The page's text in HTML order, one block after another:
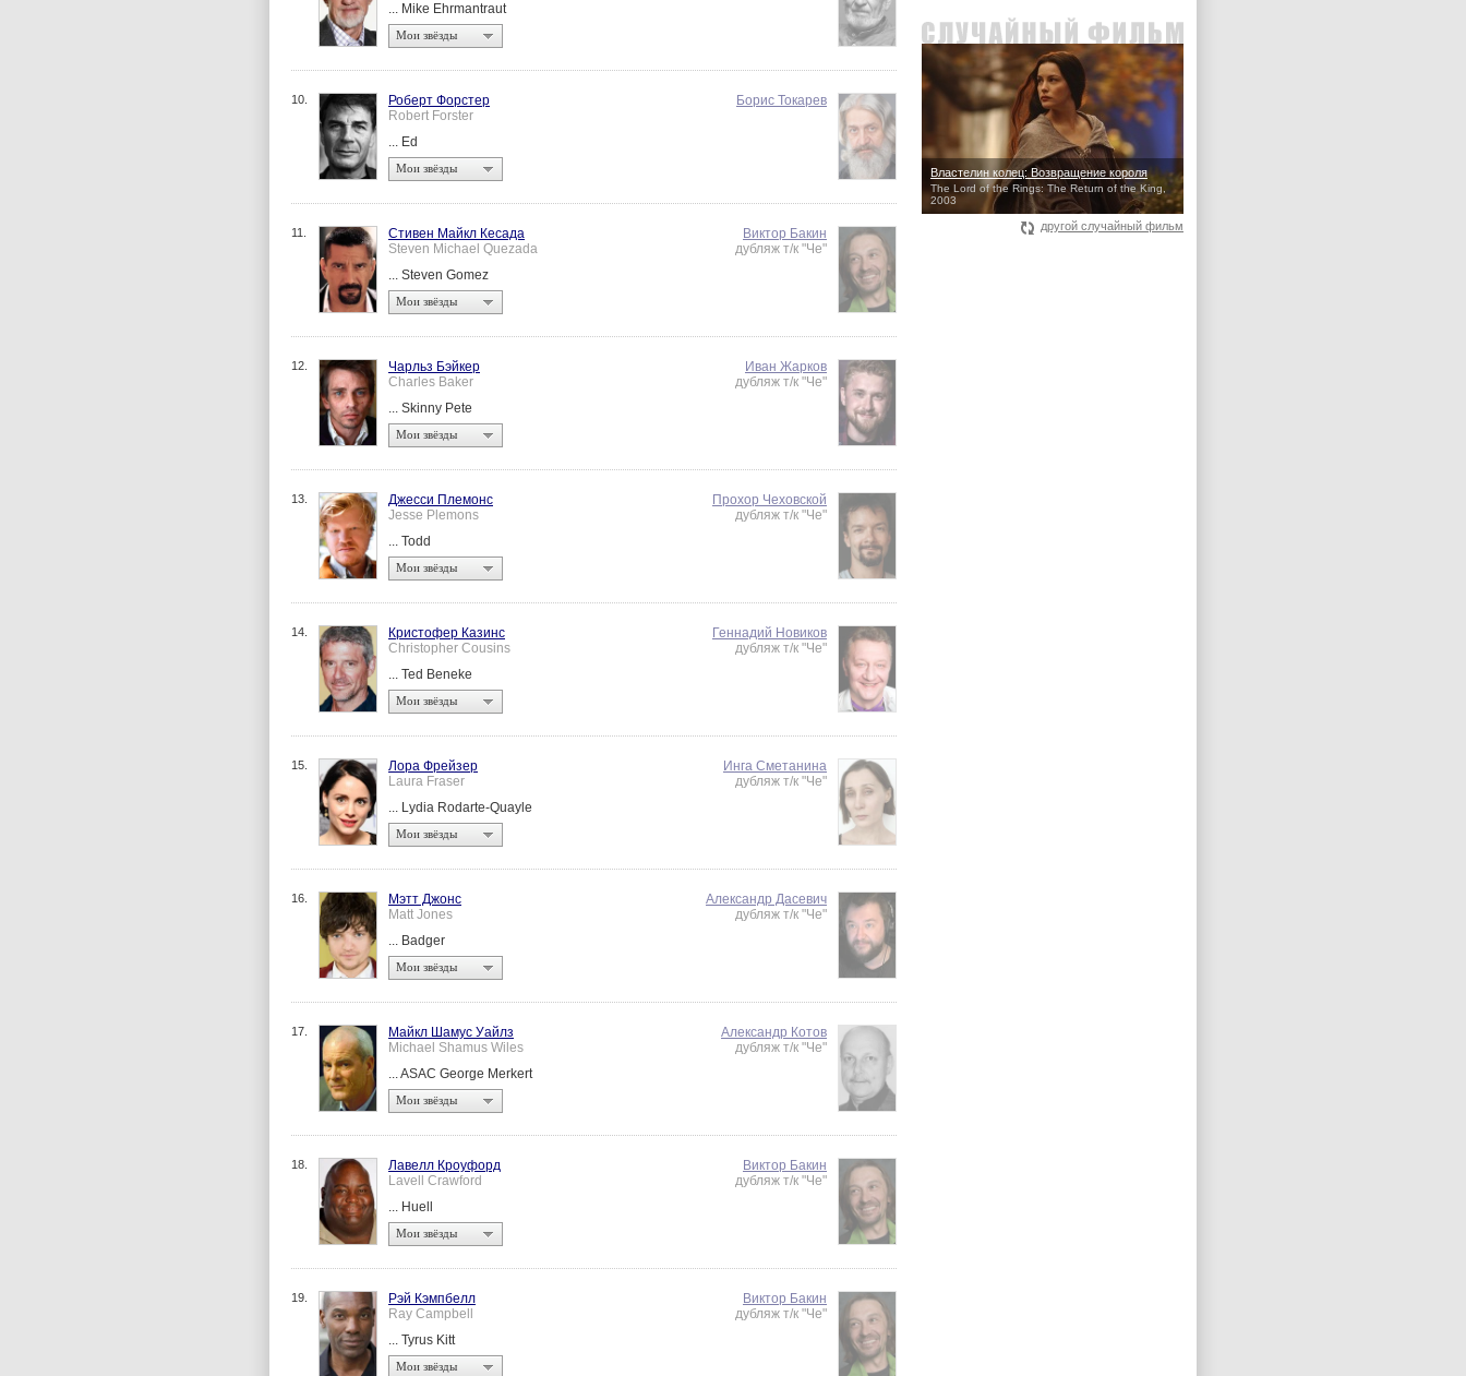
... Mike Ehrmantraut
Мои звёзды
10.
Роберт Форстер
Robert Forster
... Ed
Мои звёзды
Борис Токарев
11.
Стивен Майкл Кесада
Steven Michael Quezada
... Steven Gomez
Мои звёзды
Виктор Бакин
дубляж т/к "Че"
12.
Чарльз Бэйкер
Charles Baker
... Skinny Pete
Мои звёзды
Иван Жарков
дубляж т/к "Че"
13.
Джесси Племонс
Jesse Plemons
... Todd
Мои звёзды
Прохор Чеховской
дубляж т/к "Че"
14.
Кристофер Казинс
Christopher Cousins
... Ted Beneke
Мои звёзды
Геннадий Новиков
дубляж т/к "Че"
15.
Лора Фрейзер
Laura Fraser
... Lydia Rodarte-Quayle
Мои звёзды
Инга Сметанина
дубляж т/к "Че"
16.
Мэтт Джонс
Matt Jones
... Badger
Мои звёзды
Александр Дасевич
дубляж т/к "Че"
17.
Майкл Шамус Уайлз
Michael Shamus Wiles
... ASAC George Merkert
Мои звёзды
Александр Котов
дубляж т/к "Че"
18.
Лавелл Кроуфорд
Lavell Crawford
... Huell
Мои звёзды
Виктор Бакин
дубляж т/к "Че"
19.
Рэй Кэмпбелл
Ray Campbell
... Tyrus Kitt
Мои звёзды
Виктор Бакин
дубляж т/к "Че"
Властелин колец: Возвращение короля
The Lord of the Rings: The Return of the King,
2003
другой случайный фильм